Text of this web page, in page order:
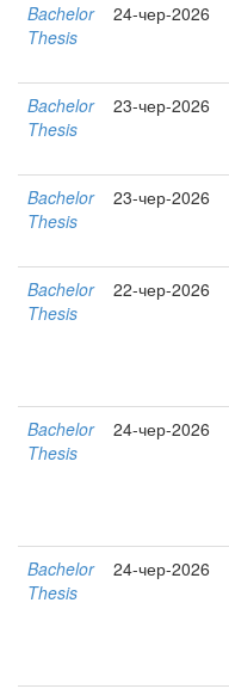
Bachelor
Thesis
24-чер-2026
Bachelor
Thesis
23-чер-2026
Bachelor
Thesis
23-чер-2026
Bachelor
Thesis
22-чер-2026
Bachelor
Thesis
24-чер-2026
Bachelor
Thesis
24-чер-2026